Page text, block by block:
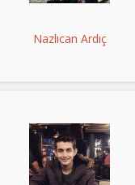
Nazlıcan Ardıç